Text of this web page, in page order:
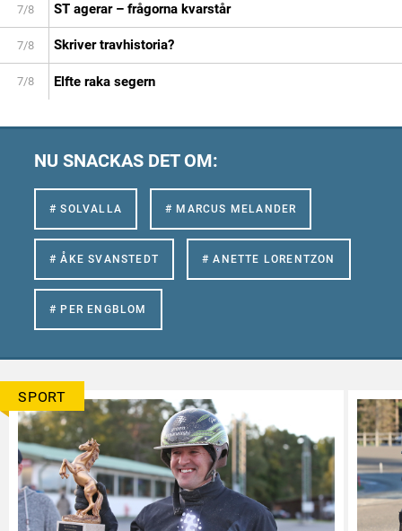
7/8 ST agerar – frågorna kvarstår
7/8 Skriver travhistoria?
7/8 Elfte raka segern
NU SNACKAS DET OM:
# SOLVALLA # MARCUS MELANDER
# ÅKE SVANSTEDT # ANETTE LORENTZON
# PER ENGBLOM
SPORT